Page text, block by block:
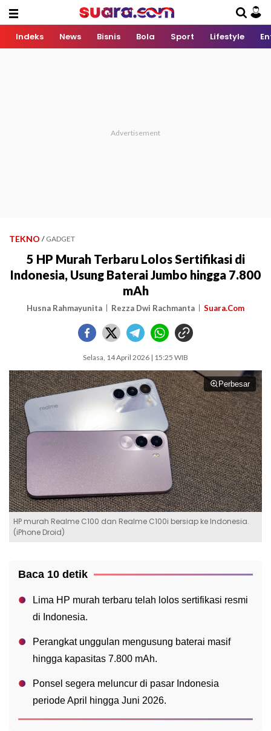
Indeks News Bisnis Bola Sport Lifestyle
TEKNO / GADGET
5 HP Murah Terbaru Lolos Sertifikasi di
Indonesia, Usung Baterai Jumbo hingga 7.800
mAh
Husna Rahmayunita Rezza Dwi Rachmanta Suara.Com
Selasa, 14 April 2026 | 15:25 WIB
Perbesar
HP murah Realme C100 dan Realme C100i bersiap ke Indonesia.
(iPhone Droid)
Baca 10 detik
Lima HP murah terbaru telah lolos sertifikasi resmi
di Indonesia.
Perangkat unggulan mengusung baterai masif
hingga kapasitas 7.800 mAh.
Ponsel segera meluncur di pasar Indonesia
periode April hingga Juni 2026.